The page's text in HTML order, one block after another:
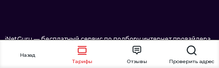
Назад
iNetGuru — бесплатный сервис по подбору интернет провайдера